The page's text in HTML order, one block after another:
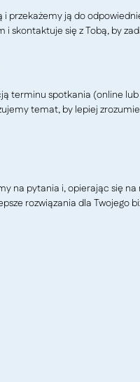
przekażemy ją do
skontaktuje się z Tobą, by
terminu spotkania (online
temat, by lepiej
na pytania i, opierając się na
rozwiązania dla Twojego